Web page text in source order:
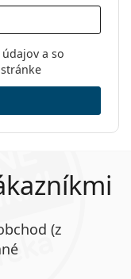
a so
(z